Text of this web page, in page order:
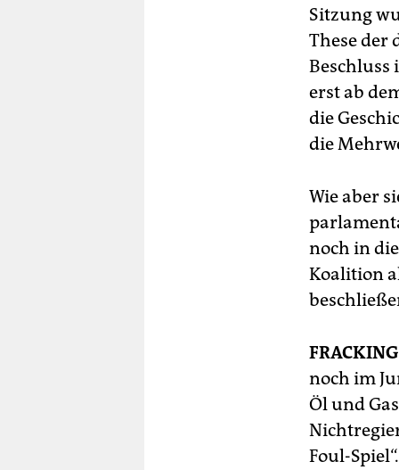
Sitzung
These der
Beschluss
erst ab
die
die
Wie aber
noch in
Koalition
noch im
Öl und
Foul-